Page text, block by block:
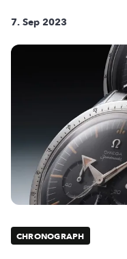
7. Sep 2023
CHRONOGRAPH